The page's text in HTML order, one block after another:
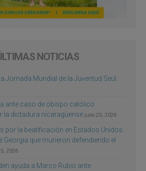
NOTICIAS
Jornada Mundial de la Juventud Seúl
ante caso de obispo católico
la dictadura nicaragüense julio 25, 2026
por la beatificación en Estados Unidos
Georgia que murieron defendiendo el
2026
ayuda a Marco Rubio ante